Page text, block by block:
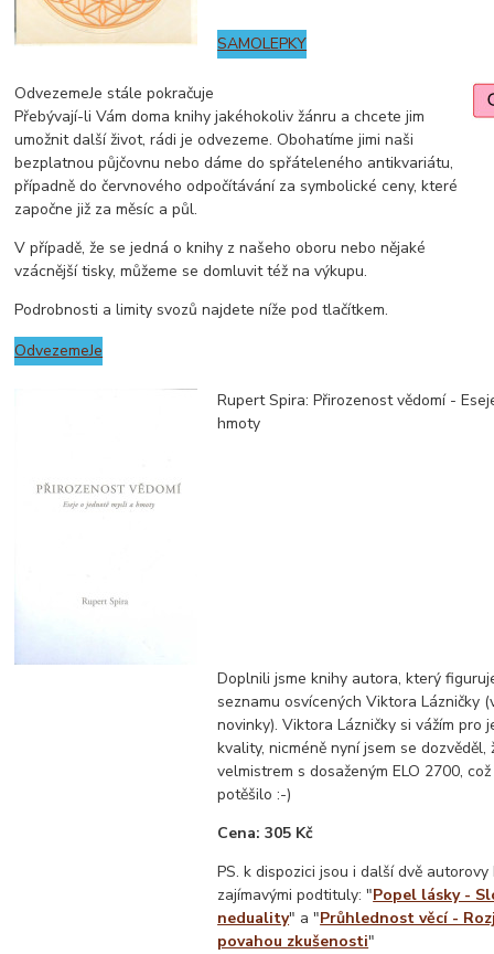
SAMOLEPKY
OdvezemeJe stále pokračuje
Přebývají-li Vám doma knihy jakéhokoliv žánru a chcete jim
umožnit další život, rádi je odvezeme. Obohatíme jimi naši
bezplatnou půjčovnu nebo dáme do spřáteleného antikvariátu,
případně do červnového odpočítávání za symbolické ceny, které
započne již za měsíc a půl.
V případě, že se jedná o knihy z našeho oboru nebo nějaké
vzácnější tisky, můžeme se domluvit též na výkupu.
Podrobnosti a limity svozů najdete níže pod tlačítkem.
OdvezemeJe
Rupert Spira: Přirozenost vědomí -
hmoty
Doplnili jsme knihy autora, který
seznamu osvícených Viktora Lázničky
novinky). Viktora Lázničky si vážím pro
kvality, nicméně nyní jsem se dozvěděl,
velmistrem s dosaženým ELO 2700,
potěšilo :-)
Cena: 305 Kč
PS. k dispozici jsou i další dvě autorovy
zajímavými podtituly: "Popel lásky -
neduality" a "Průhlednost věcí -
povahou zkušenosti"